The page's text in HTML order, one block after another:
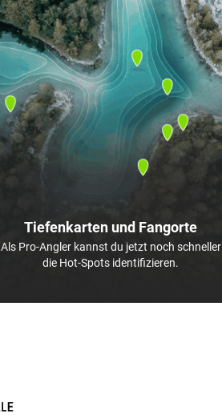
Tiefenkarten und Fangorte
Als Pro-Angler kannst du jetzt noch schneller
die Hot-Spots identifizieren.